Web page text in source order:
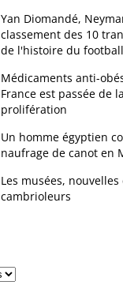
Yan Diomandé,
classement des 10
de l'histoire du football
Médicaments anti-
France est passée de
prolifération
Un homme égyptien
naufrage de canot en
Les musées,
cambrioleurs